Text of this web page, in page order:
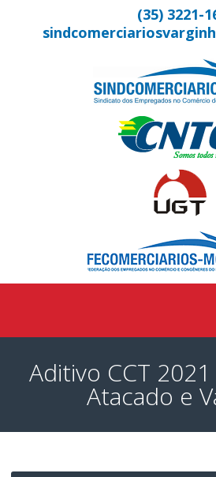
(35) 3221-
Aditivo CCT 2021
Atacado e